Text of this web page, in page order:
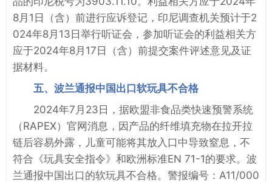
8月1日（含）前进行应诉登记，印尼调查机关预计于2
024年8月13日举行听证会，参加听证会的利益相关方
应于2024年8月17日（含）前提交案件评述意见及证
据材料。
五、波兰通报中国出口软玩具不合格
2024年7月23日，据欧盟非食品类快速预警系统
（RAPEX）官网消息，因产品的纤维填充物在拉开拉
链后容易外露，儿童可能将其放入口中导致窒息，不
符合《玩具安全指令》和欧洲标准EN 71-1的要求。波
兰通报中国出口的软玩具不合格。警报编号：A11/000